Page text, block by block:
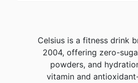
Celsius is a fitness drink
2004, offering zero-
powders, and
vitamin and